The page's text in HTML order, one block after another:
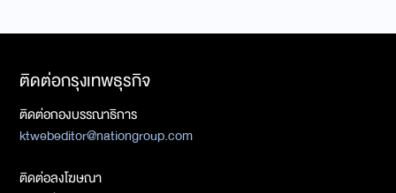
ติดต่อกรุงเทพธุรกิจ
ติดต่อกองบรรณาธิการ
ktwebeditor@nationgroup.com
ติดต่อลงโฆษณา